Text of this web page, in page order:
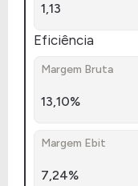
1,13
Eficiência
Margem Bruta
13,10%
Margem Ebit
7,24%